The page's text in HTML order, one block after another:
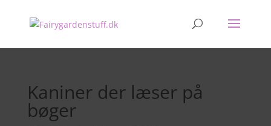
Kaniner der læser på
bøger